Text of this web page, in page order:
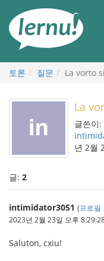
토론 질문 La vorto
La
글쓴이:
년 2월
글: 2
intimidator3051 (프로필
2023년 2월 23일 오후
Saluton, cxiu!